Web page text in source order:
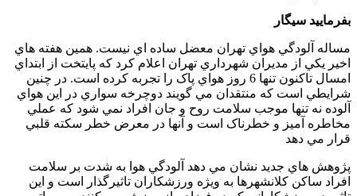
بفرماييد سيگار
مساله آلودگي هواي تهران معضل ساده اي نيست. همين هفته هاي
اخير يکي از مديران شهرداري تهران اعلام کرد که پايتخت از ابتداي
امسال تاکنون تنها 6 روز هواي پاک را تجربه کرده است. در چنين
شرايطي است که منتقدان مي گويند دوچرخه سواري در اين هواي
آلوده نه تنها موجب سلامت روح و جان افراد نمي شود که عملي
مخاطره آميز و خطرناک است و آنها در معرض خطر سکته قلبي
قرار مي دهد
پژوهش هاي جديد نشان مي دهد آلودگي هوا به شدت بر سلامت
افراد ساكن كلانشهرها به ويژه ورزشكاران تاثيرگذار است و اين